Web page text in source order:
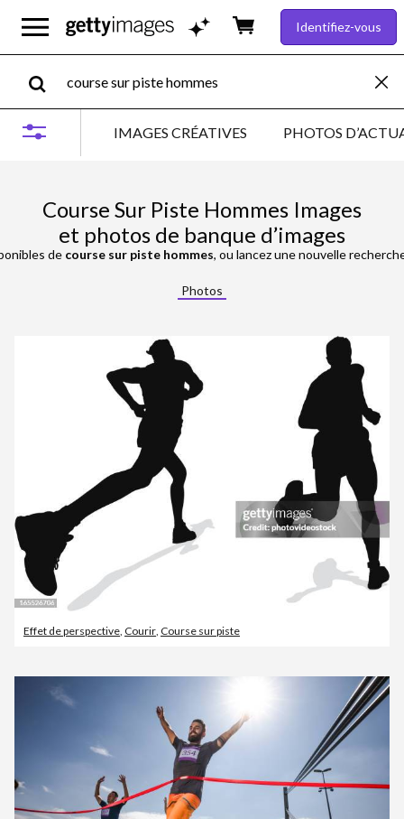
Identifiez-vous
IMAGES CRÉATIVES PHOTOS
Course Sur Piste Hommes Images
et photos de banque d’images
de course sur piste hommes, ou lancez une nouvelle
Photos
Effet de perspective, Courir, Course sur piste